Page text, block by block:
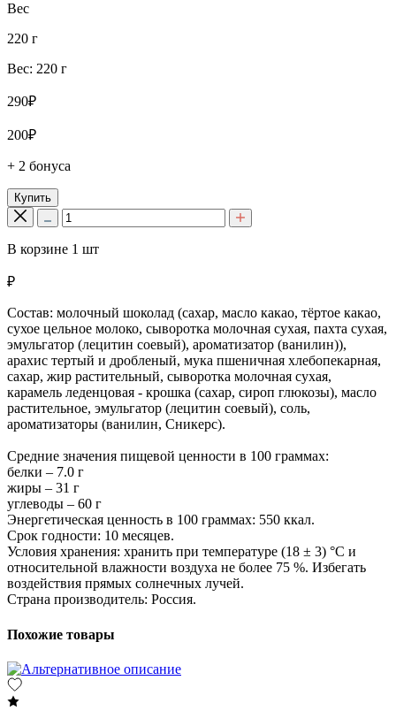
Вес
220 г
Вес: 220 г
290₽
200₽
+ 2 бонуса
Купить
В корзине 1 шт
₽
Состав: молочный шоколад (сахар, масло какао, тёртое какао,
сухое цельное молоко, сыворотка молочная сухая, пахта сухая,
эмульгатор (лецитин соевый), ароматизатор (ванилин)),
арахис тертый и дробленый, мука пшеничная хлебопекарная,
сахар, жир растительный, сыворотка молочная сухая,
карамель леденцовая - крошка (сахар, сироп глюкозы), масло
растительное, эмульгатор (лецитин соевый), соль,
ароматизаторы (ванилин, Сникерс).
Средние значения пищевой ценности в 100 граммах:
белки – 7.0 г
жиры – 31 г
углеводы – 60 г
Энергетическая ценность в 100 граммах: 550 ккал.
Срок годности: 10 месяцев.
Условия хранения: хранить при температуре (18 ± 3) °C и
относительной влажности воздуха не более 75 %. Избегать
воздействия прямых солнечных лучей.
Страна производитель: Россия.
Похожие товары